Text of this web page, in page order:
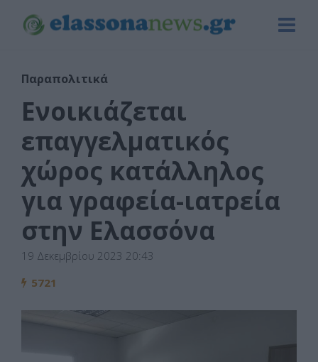
Παραπολιτικά
Ενοικιάζεται
επαγγελματικός
χώρος κατάλληλος
για γραφεία-ιατρεία
στην Ελασσόνα
19 Δεκεμβρίου 2023 20:43
5721